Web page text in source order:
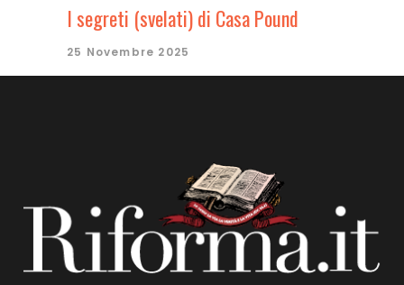
I segreti (svelati) di Casa Pound
25 Novembre 2025